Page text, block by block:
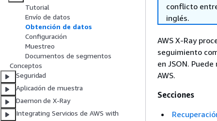
Tutorial
Envío de datos
Obtención de datos
Configuración
Muestreo
Documentos de segmentos
Conceptos
Seguridad
Aplicación de muestra
Daemon de X-Ray
Integrating Servicios de AWS with
conflicto
inglés.
AWS X-Ray
seguimiento
en JSON.
AWS.
Secciones